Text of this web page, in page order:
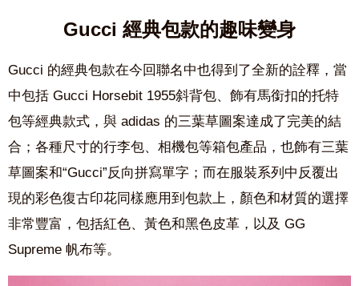
Gucci 經典包款的趣味變身
Gucci 的經典包款在今回聯名中也得到了全新的詮釋， 當
中包括 Gucci Horsebit 1955斜背包、飾有馬銜扣的托特
包等經典款式，與 adidas 的三葉草圖案達成了完美的結
合；各種尺寸的行李包、相機包等箱包產品，也飾有三葉
草圖案和“Gucci”反向拼寫單字； 而在服裝系列中反覆出
現的彩色復古印花同樣應用到包款上，顏色和材質的選擇
非常豐富，包括紅色、黃色和黑色皮革，以及 GG
Supreme 帆布等。